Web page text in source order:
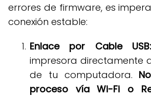
errores de firmware, es
conexión estable:
Enlace por Cable USB:
impresora directamente
de tu computadora.
proceso vía Wi-Fi o